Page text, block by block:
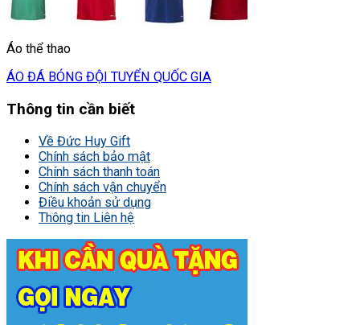
Áo thể thao
ÁO ĐÁ BÓNG ĐỘI TUYỂN QUỐC GIA
Thông tin cần biết
Về Đức Huy Gift
Chính sách bảo mật
Chính sách thanh toán
Chính sách vận chuyển
Điều khoản sử dụng
Thông tin Liên hệ